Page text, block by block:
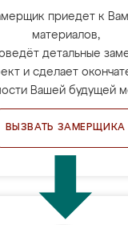
приедет к
материалов,
детальные
и сделает
Вашей будущей
ВЫЗВАТЬ ЗАМЕРЩИКА